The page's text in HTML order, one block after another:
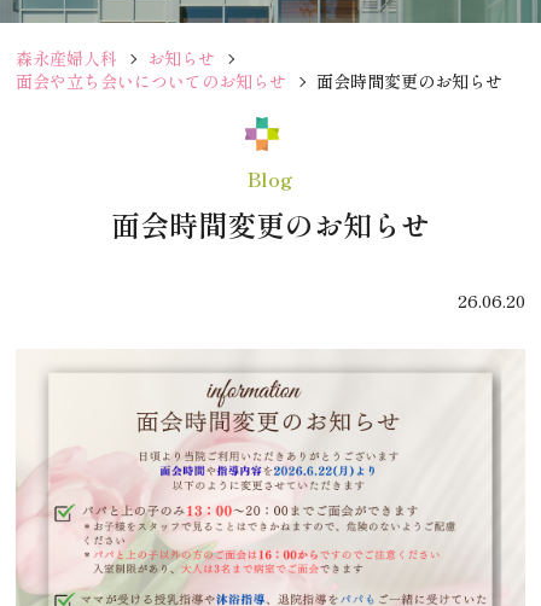
森永産婦人科
お知らせ
面会や立ち会いについてのお知らせ
面会時間変更のお知らせ
Blog
面会時間変更のお知らせ
26.06.20